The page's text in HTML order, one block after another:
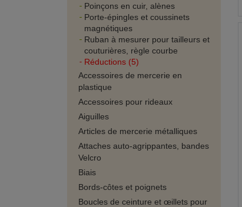
Poinçons en cuir, alènes
Porte-épingles et coussinets
magnétiques
Ruban à mesurer pour tailleurs et
couturières, règle courbe
Réductions (5)
Accessoires de mercerie en
plastique
Accessoires pour rideaux
Aiguilles
Articles de mercerie métalliques
Attaches auto-agrippantes, bandes
Velcro
Biais
Bords-côtes et poignets
Boucles de ceinture et œillets pour